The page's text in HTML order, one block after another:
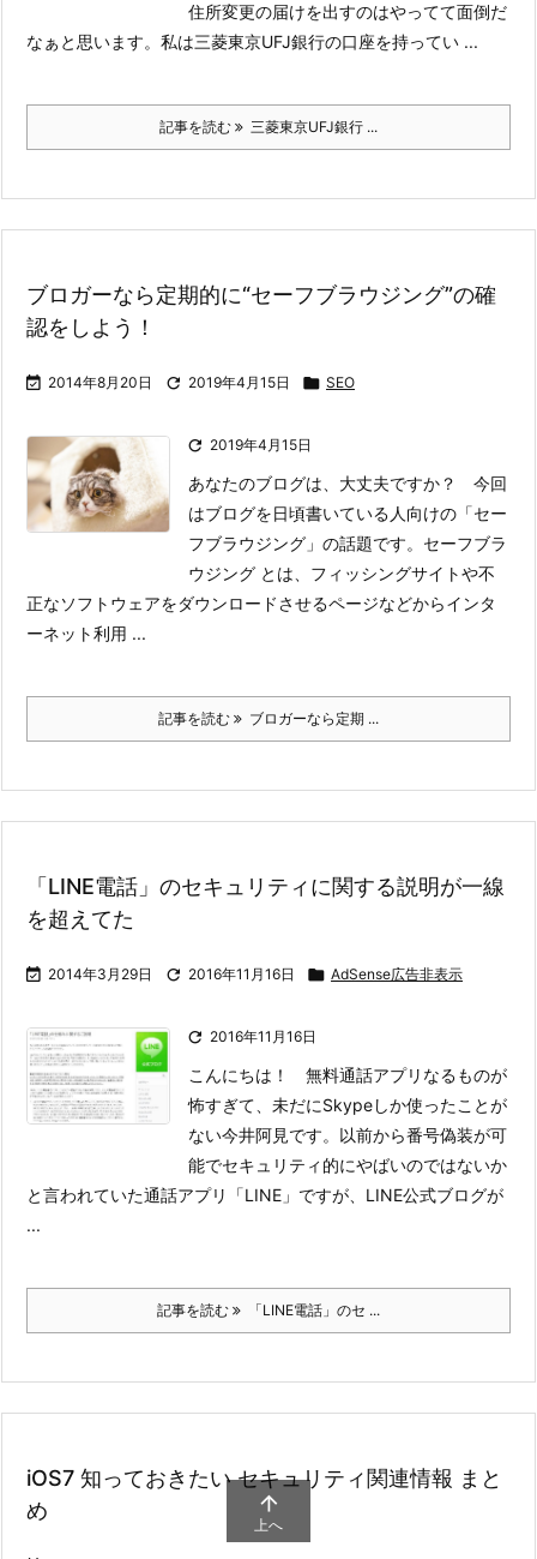
住所変更の届けを出すのはやってて面倒だ
なぁと思います。 私は三菱東京UFJ銀行の口座を持ってい ...
記事を読む 三菱東京UFJ銀行 ...
ブロガーなら定期的に“セーフブラウジング”の確
認をしよう！
 2014年8月20日  2019年4月15日  SEO
 2019年4月15日
あなたのブログは、大丈夫ですか？ 今回
はブログを日頃書いている人向けの「セー
フブラウジング」の話題です。 セーフブラ
ウジング とは、フィッシングサイトや不
正なソフトウェアをダウンロードさせるページなどからインタ
ーネット利用 ...
記事を読む ブロガーなら定期 ...
「LINE電話」のセキュリティに関する説明が一線
を超えてた
 2014年3月29日  2016年11月16日  AdSense広告非表示
 2016年11月16日
こんにちは！ 無料通話アプリなるものが
怖すぎて、未だにSkypeしか使ったことが
ない今井阿見です。 以前から番号偽装が可
能でセキュリティ的にやばいのではないか
と言われていた通話アプリ「LINE」ですが、LINE公式ブログが
...
記事を読む 「LINE電話」のセ ...
iOS7 知っておきたい セキュリティ関連情報 まと
め

上へ